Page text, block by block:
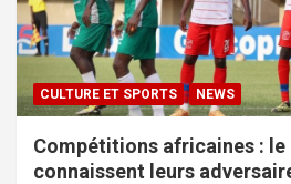
CULTURE ET SPORTS NEWS
Compétitions africaines : le
connaissent leurs